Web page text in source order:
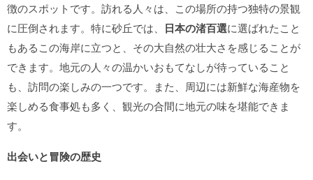
徴のスポットです。訪れる人々は、この場所の持つ独特の景観
に圧倒されます。特に砂丘では、 日本の渚百選に選ばれたこと
もあるこの海岸に立つと、その大自然の壮大さを感じることが
できます。地元の人々の温かいおもてなしが待っていること
も、訪問の楽しみの一つです。また、周辺には新鮮な海産物を
楽しめる食事処も多く、観光の合間に地元の味を堪能できま
す。
出会いと冒険の歴史